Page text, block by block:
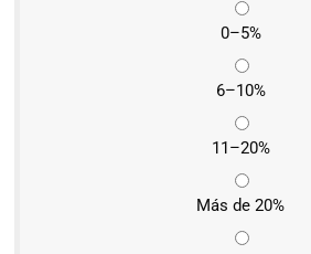
0–5%
6–10%
11–20%
Más de 20%